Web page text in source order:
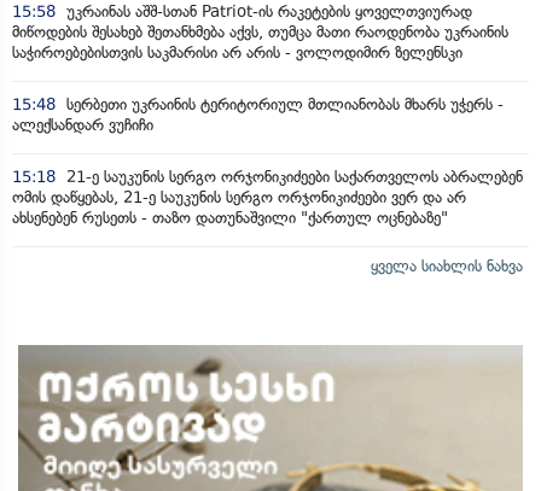
15:58 უკრაინას აშშ-სთან Patriot-ის რაკეტების ყოველთვიურად
მიწოდების შესახებ შეთანხმება აქვს, თუმცა მათი რაოდენობა უკრაინის
საჭიროებებისთვის საკმარისი არ არის - ვოლოდიმირ ზელენსკი
15:48 სერბეთი უკრაინის ტერიტორიულ მთლიანობას მხარს უჭერს -
ალექსანდარ ვუჩიჩი
15:18
21-ე საუკუნის სერგო ორჯონიკიძეები საქართველოს აბრალებენ
ომის დაწყებას, 21-ე საუკუნის სერგო ორჯონიკიძეები ვერ და არ
ახსენებენ რუსეთს - თაზო დათუნაშვილი "ქართულ ოცნებაზე"
ყველა სიახლის ნახვა